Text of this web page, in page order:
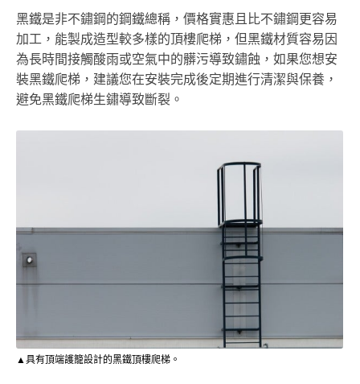
黑鐵是非不鏽鋼的鋼鐵總稱，價格實惠且比不鏽鋼更容易
加工，能製成造型較多樣的頂樓爬梯，但黑鐵材質容易因
為長時間接觸酸雨或空氣中的髒污導致鏽蝕，如果您想安
裝黑鐵爬梯，建議您在安裝完成後定期進行清潔與保養，
避免黑鐵爬梯生鏽導致斷裂。
▲具有頂端護籠設計的黑鐵頂樓爬梯。